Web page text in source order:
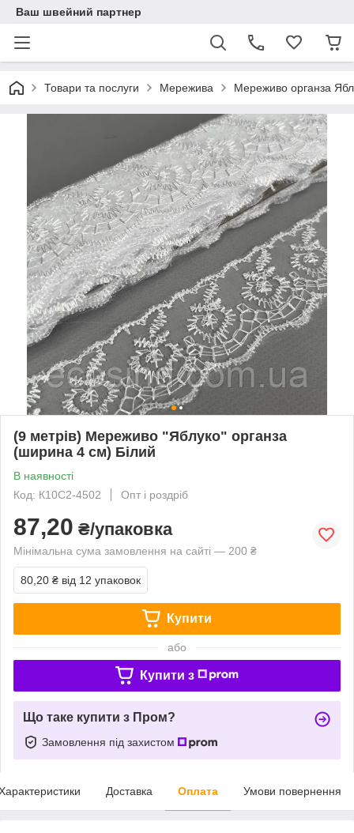
Ваш швейний партнер
Товари та послуги Мережива Мереживо органза
(9 метрів) Мереживо "Яблуко" органза
(ширина 4 см) Білий
В наявності
Код: К10С2-4502
Опт і роздріб
87,20 ₴/упаковка
Мінімальна сума замовлення на сайті — 200 ₴
80,20 ₴ від 12 упаковок
Купити
або
Купити з
Що таке купити з Пром?
Замовлення під захистом
Доставка Оплата Умови повернення